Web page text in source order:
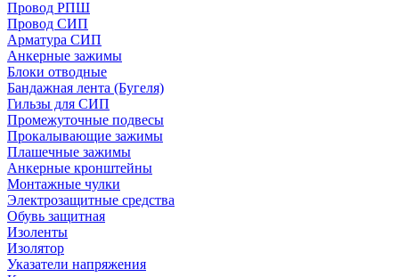
Провод РПШ
Провод СИП
Арматура СИП
Анкерные зажимы
Блоки отводные
Бандажная лента (Бугеля)
Гильзы для СИП
Промежуточные подвесы
Прокалывающие зажимы
Плашечные зажимы
Анкерные кронштейны
Монтажные чулки
Электрозащитные средства
Обувь защитная
Изоленты
Изолятор
Указатели напряжения